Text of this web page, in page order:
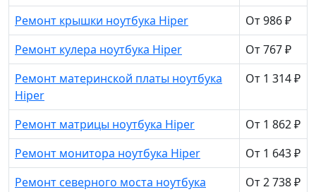
Ремонт крышки ноутбука Hiper
От 986 ₽
Ремонт кулера ноутбука Hiper
От 767 ₽
Ремонт материнской платы ноутбука
Hiper
От 1 314 ₽
Ремонт матрицы ноутбука Hiper
От 1 862 ₽
Ремонт монитора ноутбука Hiper
От 1 643 ₽
Ремонт северного моста ноутбука
От 2 738 ₽